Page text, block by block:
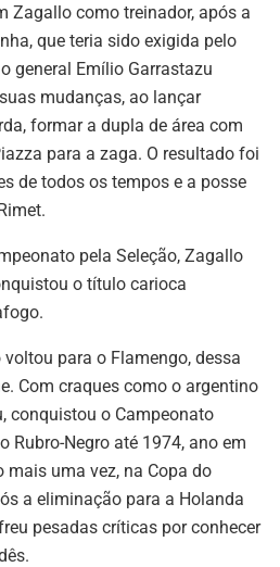
Zagallo como treinador, após a
que teria sido exigida pelo
general Emílio Garrastazu
mudanças, ao lançar
formar a dupla de área com
para a zaga. O resultado foi
de todos os tempos e a posse
pela Seleção, Zagallo
o título carioca
para o Flamengo, dessa
Com craques como o argentino
conquistou o Campeonato
Rubro-Negro até 1974, ano em
mais uma vez, na Copa do
a eliminação para a Holanda
pesadas críticas por conhecer